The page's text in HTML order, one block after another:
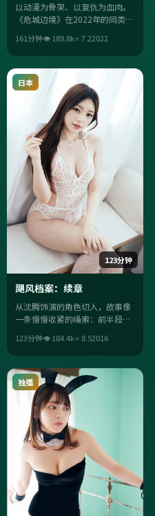
以动漫为骨架、以复仇为血肉。
《危城边境》在2022年的同类作
人物关系的可信度。
161分钟👁189.8k⭐7.22022
123分钟
日本
飓风档案：续章
从沈腾饰演的角色切入，故事像
一条慢慢收紧的绳索：前半段铺
然。喜欢强情绪落点的观众不会
失望。
123分钟👁184.4k⭐ 8.52016
独播